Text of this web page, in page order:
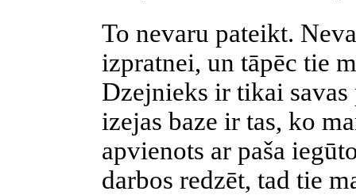
To nevaru pateikt.
izpratnei, un tāpēc tie
Dzejnieks ir tikai
izejas baze ir tas, ko
apvienots ar paša
darbos redzēt, tad tie